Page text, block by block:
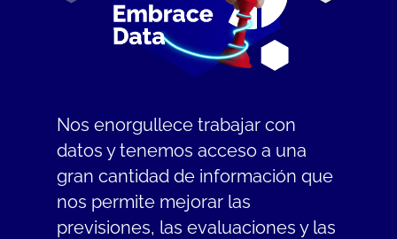
Nos enorgullece trabajar con
datos y tenemos acceso a una
gran cantidad de información que
nos permite mejorar las
previsiones, las evaluaciones y las